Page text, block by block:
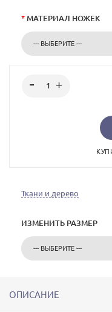
* МАТЕРИАЛ НОЖЕК
Ткани и дерево
ИЗМЕНИТЬ РАЗМЕР
ОПИСАНИЕ